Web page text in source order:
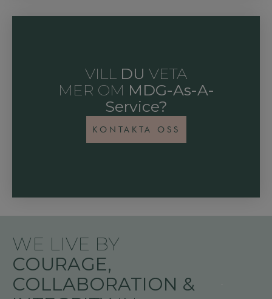
VILL DU VETA
MER OM MDG-As-A-
Service?
KONTAKTA OSS
WE LIVE BY
COURAGE,
COLLABORATION &